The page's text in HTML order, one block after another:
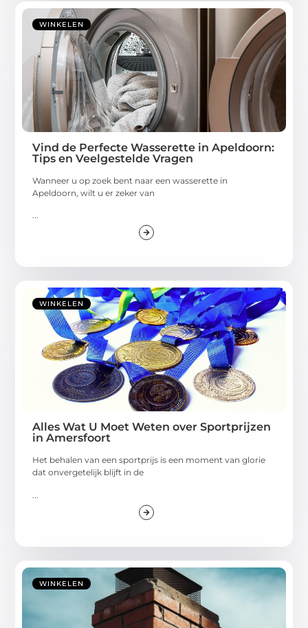
WINKELEN
Vind de Perfecte Wasserette in Apeldoorn:
Tips en Veelgestelde Vragen
Wanneer u op zoek bent naar een wasserette in
Apeldoorn, wilt u er zeker van
...
WINKELEN
Alles Wat U Moet Weten over Sportprijzen
in Amersfoort
Het behalen van een sportprijs is een moment van glorie
dat onvergetelijk blijft in de
WINKELEN